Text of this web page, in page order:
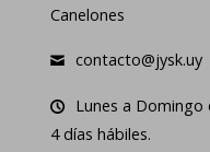
Canelones
contacto@jysk.uy
Lunes a Domingo
4 días hábiles.